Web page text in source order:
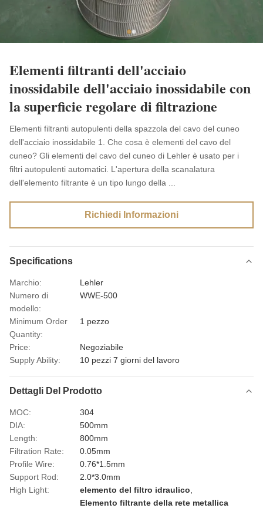
Elementi filtranti dell'acciaio
inossidabile dell'acciaio inossidabile con
la superficie regolare di filtrazione
Elementi filtranti autopulenti della spazzola del cavo del cuneo
dell'acciaio inossidabile 1. Che cosa è elementi del cavo del
cuneo? Gli elementi del cavo del cuneo di Lehler è usato per i
filtri autopulenti automatici. L'apertura della scanalatura
dell'elemento filtrante è un tipo lungo della ...
Richiedi Informazioni
Specifications
Marchio:
Lehler
Numero di
modello:
WWE-500
Minimum Order
Quantity:
1 pezzo
Price:
Negoziabile
Supply Ability:
10 pezzi 7 giorni del lavoro
Dettagli Del Prodotto
MOC:
304
DIA:
500mm
Length:
800mm
Filtration Rate:
0.05mm
Profile Wire:
0.76*1.5mm
Support Rod:
2.0*3.0mm
High Light:
elemento del filtro idraulico
Elemento filtrante della rete metallica